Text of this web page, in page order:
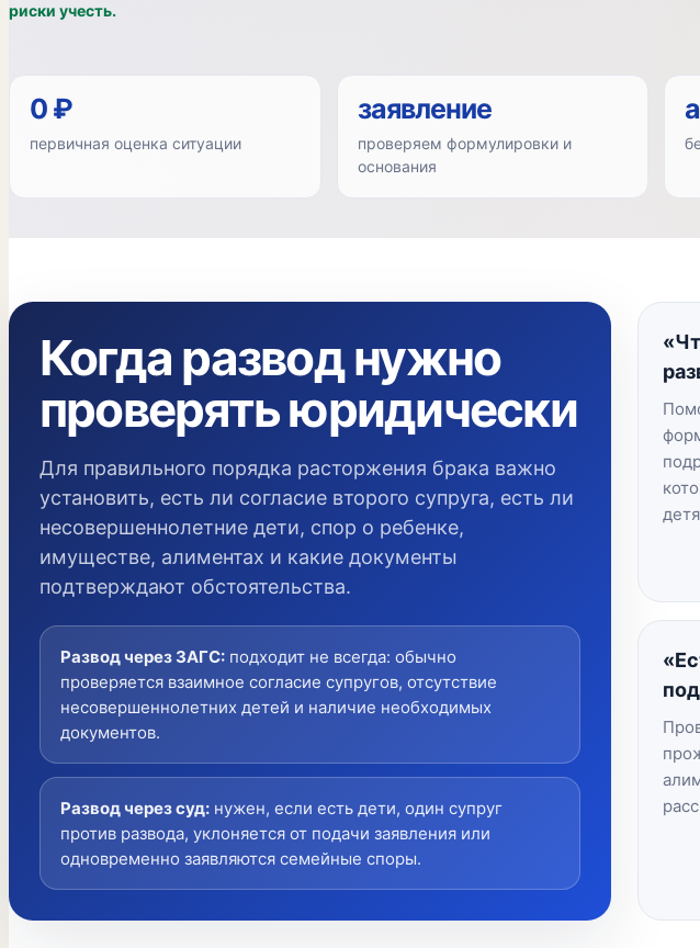
риски учесть.
0 ₽
первичная оценка ситуации
заявление
проверяем формулировки и
основания
Когда развод нужно
проверять юридически
Для правильного порядка расторжения брака важно
установить, есть ли согласие второго супруга, есть ли
несовершеннолетние дети, спор о ребенке,
имуществе, алиментах и какие документы
подтверждают обстоятельства.
Развод через ЗАГС: подходит не всегда: обычно
проверяется взаимное согласие супругов, отсутствие
несовершеннолетних детей и наличие необходимых
документов.
Развод через суд: нужен, если есть дети, один супруг
против развода, уклоняется от подачи заявления или
одновременно заявляются семейные споры.